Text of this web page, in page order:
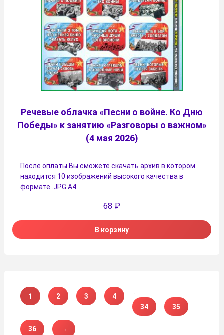
Речевые облачка «Песни о войне. Ко Дню
Победы» к занятию «Разговоры о важном»
(4 мая 2026)
После оплаты Вы сможете скачать архив в котором
находится 10 изображений высокого качества в
формате .JPG А4
68 ₽
В корзину
1 2 3 4
34
35
36 →